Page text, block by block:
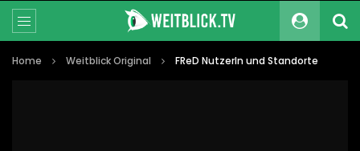
Home Weitblick Original FReD NutzerIn und Standorte